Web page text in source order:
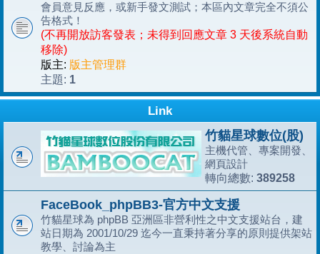
會員意見反應，或新手發文測試；本區內文章完全不須公
告格式！
(不再開放訪客發表；未得到回應文章 3 天後系統自動
移除)
版主: 版主管理群
主題: 1
Link
竹貓星球數位(股)
主機代管、專案開發、
網頁設計
轉向總數: 389258
FaceBook_phpBB3-官方中文支援
竹貓星球為 phpBB 亞洲區非營利性之中文支援站台，建
站日期為 2001/10/29 迄今一直秉持著分享的原則提供架站
教學、討論為主